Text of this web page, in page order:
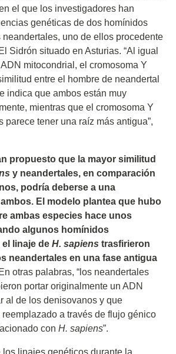
el que los investigadores han
genéticas de dos homínidos
uno de ellos procedente
Sidrón situado en Asturias. “Al igual
mitocondrial, el cromosoma Y
entre el hombre de neandertal
indica que ambos están muy
mientras que el cromosoma Y
parece tener una raíz más antigua”,
propuesto que la mayor similitud
y neandertales, en comparación
podría deberse a una
El modelo plantea que hubo
ambas especies hace unos
algunos homínidos
linaje de H. sapiens trasfirieron
neandertales en una fase antigua
En otras palabras, “los neandertales
portar originalmente un ADN
al de los denisovanos y que
a través de flujo génico
con H. sapiens”.
los linajes genéticos durante la